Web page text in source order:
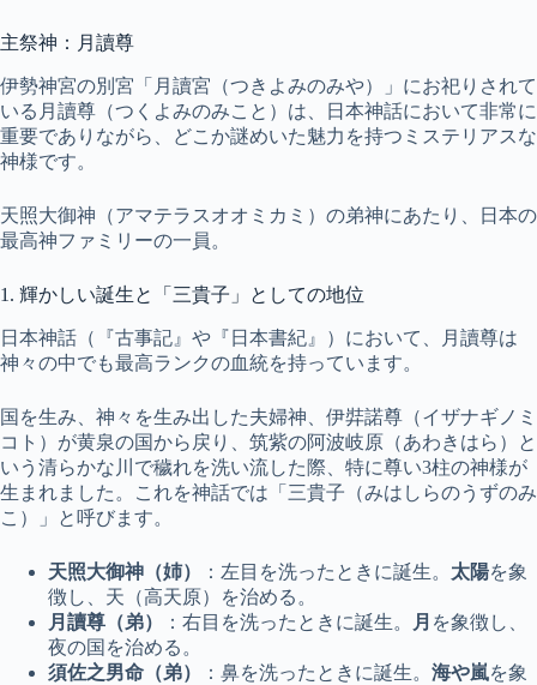
主祭神：月讀尊
伊勢神宮の別宮「月讀宮（つきよみのみや）」にお祀りされて
いる月讀尊（つくよみのみこと）は、日本神話において非常に
重要でありながら、どこか謎めいた魅力を持つミステリアスな
神様です。
天照大御神（アマテラスオオミカミ）の弟神にあたり、日本の
最高神ファミリーの一員。
1. 輝かしい誕生と「三貴子」としての地位
日本神話（『古事記』や『日本書紀』）において、月讀尊は
神々の中でも最高ランクの血統を持っています。
国を生み、神々を生み出した夫婦神、伊弉諾尊（イザナギノミ
コト）が黄泉の国から戻り、筑紫の阿波岐原（あわきはら）と
いう清らかな川で穢れを洗い流した際、特に尊い3柱の神様が
生まれました。これを神話では「三貴子（みはしらのうずのみ
こ）」と呼びます。
天照大御神（姉） ：左目を洗ったときに誕生。 太陽を象
徴し、天（高天原）を治める。
月讀尊（弟）
：右目を洗ったときに誕生。 月 を象徴し、
夜の国を治める。
須佐之男命（弟）
：鼻を洗ったときに誕生。 海や嵐を象